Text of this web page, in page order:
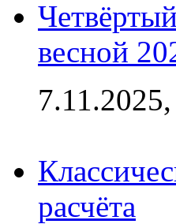
весной
расчёта